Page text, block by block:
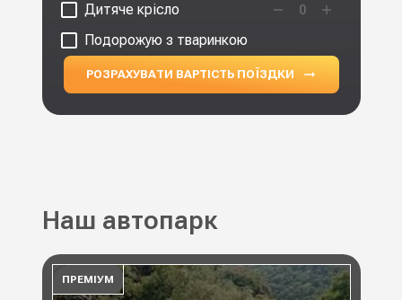
Дитяче крісло 0
Подорожую з тваринкою
РОЗРАХУВАТИ ВАРТІСТЬ ПОЇЗДКИ
Наш автопарк
ПРЕМІУМ